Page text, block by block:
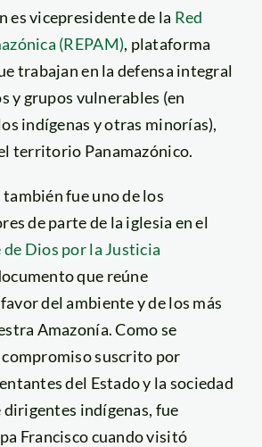
es vicepresidente de la Red
(REPAM), plataforma
trabajan en la defensa integral
y grupos vulnerables (en
indígenas y otras minorías),
territorio Panamazónico.
fue uno de los
de parte de la iglesia en el
Dios por la Justicia
que reúne
del ambiente y de los más
Amazonía. Como se
suscrito por
del Estado y la sociedad
dirigentes indígenas, fue
Francisco cuando visitó